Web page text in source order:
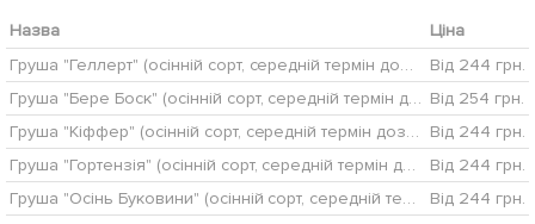
Назва
Ціна
Груша "Геллерт" (осінній сорт, середній термін дозрівання)
Від 244 грн.
Груша "Бере Боск" (осінній сорт, середній термін дозрівання) Від 254 грн.
Груша "Кіффер" (осінній сорт, середній термін дозрівання)
Від 244 грн.
Груша "Гортензія" (осінній сорт, середній термін дозрівання)
Від 244 грн.
Груша "Осінь Буковини" (осінній сорт, середній термін дозрівання)
Від 244 грн.